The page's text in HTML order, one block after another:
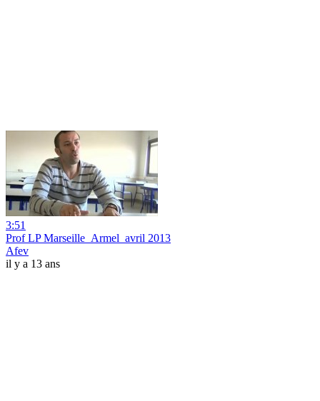
3:51
Prof LP Marseille_Armel_avril 2013
Afev
il y a 13 ans